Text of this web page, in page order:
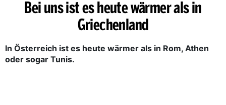
Bei uns ist es heute wärmer als in
Griechenland
In Österreich ist es heute wärmer als in Rom, Athen
oder sogar Tunis.